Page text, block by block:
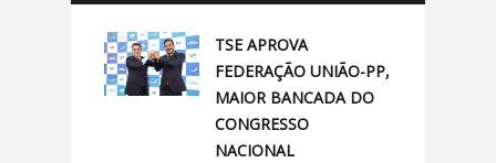
TSE APROVA
FEDERAÇÃO UNIÃO-PP,
MAIOR BANCADA DO
CONGRESSO
NACIONAL